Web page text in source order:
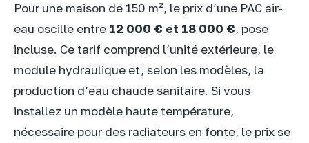
Pour une maison de 150 m², le prix d’une PAC air-
eau oscille entre 12 000 € et 18 000 €, pose
incluse. Ce tarif comprend l’unité extérieure, le
module hydraulique et, selon les modèles, la
production d’eau chaude sanitaire. Si vous
installez un modèle haute température,
nécessaire pour des radiateurs en fonte, le prix se